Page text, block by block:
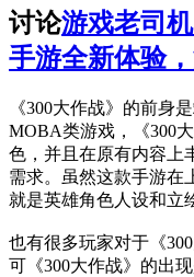
讨论游戏老司
手游全新体验
《300大作战》的前身
MOBA类游戏，《300
色，并且在原有内容上
需求。虽然这款手游在
就是英雄角色人设和立
也有很多玩家对于《
可《300大作战》的出